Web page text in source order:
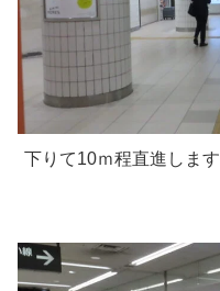
下りて10ｍ程直進します